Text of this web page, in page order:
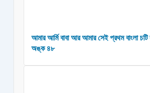
আমার আর্মি বাবা আর আমার সেই প্রথম বাংলা চটি
অঙ্ক ৪৮